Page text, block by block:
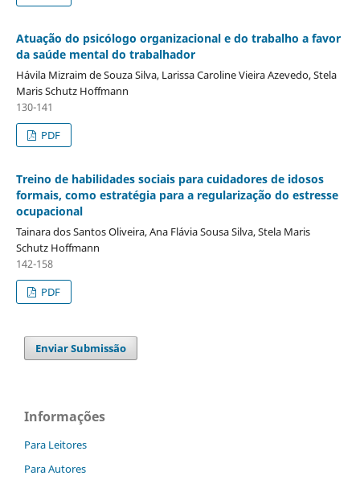
Atuação do psicólogo organizacional e do trabalho a favor
da saúde mental do trabalhador
Hávila Mizraim de Souza Silva, Larissa Caroline Vieira Azevedo, Stela
Maris Schutz Hoffmann
130-141
PDF
Treino de habilidades sociais para cuidadores de idosos
formais, como estratégia para a regularização do estresse
ocupacional
Tainara dos Santos Oliveira, Ana Flávia Sousa Silva, Stela Maris
Schutz Hoffmann
142-158
PDF
Enviar Submissão
Informações
Para Leitores
Para Autores